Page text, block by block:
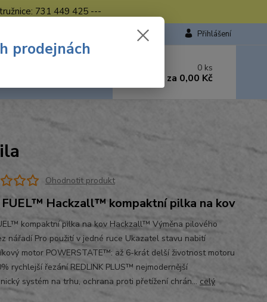
731 449 425 ---
Přihlášení
rady? Zavolejte.
0 ks
za 0,00 Kč
Ohodnotit produkt
Hackzall™ kompaktní pilka na kov
kompaktní pilka na kov Hackzall™ Výměna pilového
nářadí Pro použití v jedné ruce Ukazatel stavu nabití
motor POWERSTATE™: až 6-krát delší životnost motoru
rychlejší řezání REDLINK PLUS™ nejmodernější
systém na trhu, ochrana proti přetížení chrán...celý
prodejnách